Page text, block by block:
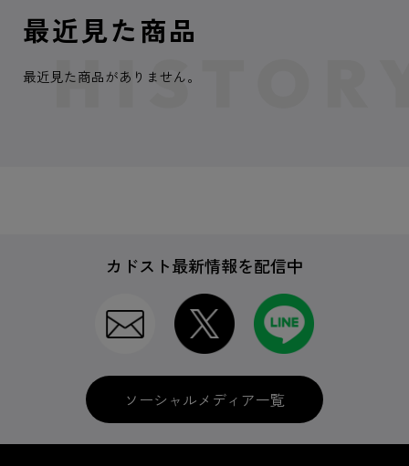
最近見た商品
最近見た商品がありません。
カドスト最新情報を配信中
ソーシャルメディア一覧